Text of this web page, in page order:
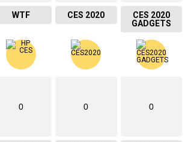
WTF CES 2020
CES 2020
GADGETS
0 0 0